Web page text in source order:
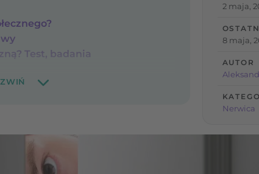
Test, badania
2 maja,
8 maja,
AUTOR
Nerwica